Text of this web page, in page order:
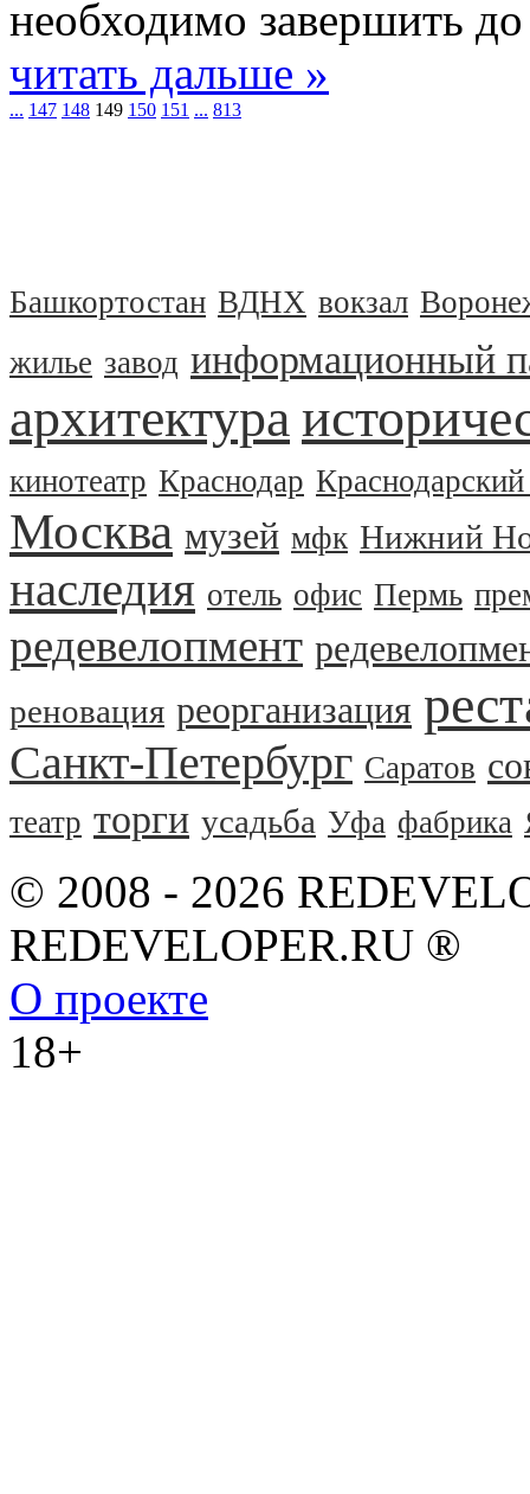
необходимо завершить
читать дальше »
... 147 148 149 150 151 ... 813
Башкортостан ВДНХ вокзал
жилье завод информационный
архитектура
кинотеатр Краснодар
Москва музей мфк Нижний
наследия отель офис Пермь
редевелопмент
реновация реорганизация
Санкт-Петербург Саратов
театр торги усадьба Уфа фабрика
© 2008 - 2026
REDEVELOPER.RU ®
О проекте
18+